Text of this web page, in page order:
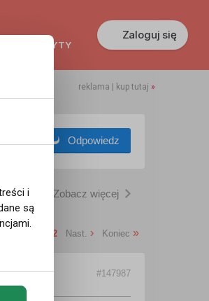
KREDYTY
Zaloguj się
reklama | kup tutaj »
Odpowiedz
Zobacz więcej
2 Nast. › Koniec »
#147987
i
są